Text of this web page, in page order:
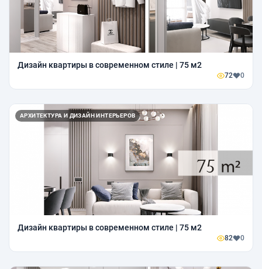
Дизайн квартиры в современном стиле | 75 м2
72 0
АРХИТЕКТУРА И ДИЗАЙН ИНТЕРЬЕРОВ
Дизайн квартиры в современном стиле | 75 м2
82 0